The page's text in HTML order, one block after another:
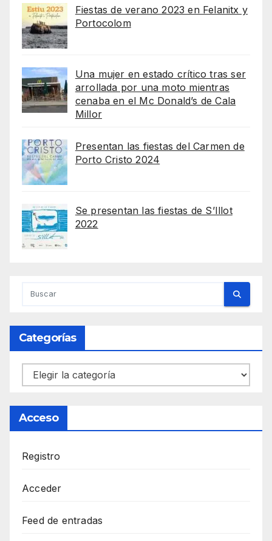
Fiestas de verano 2023 en Felanitx y
Portocolom
Una mujer en estado crítico tras ser
arrollada por una moto mientras
cenaba en el Mc Donald’s de Cala
Millor
Presentan las fiestas del Carmen de
Porto Cristo 2024
Se presentan las fiestas de S’Illot
2022
Categorías
Categorías
Acceso
Registro
Acceder
Feed de entradas